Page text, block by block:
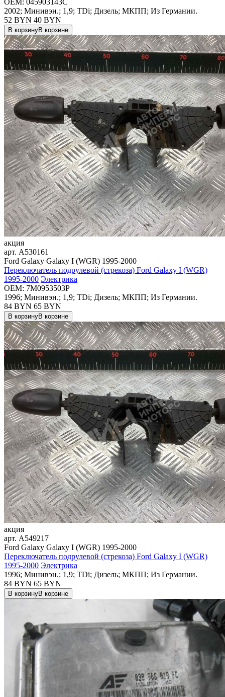
2002; Минивэн.; 1,9; TDi; Дизель; МКПП; Из Германии.
52 BYN 40 BYN
В корзинуВ корзине
акция
арт. A530161
Ford Galaxy Galaxy I (WGR) 1995-2000
Переключатель подрулевой (стрекоза) Ford Galaxy I (WGR)
1995-2000 Электрика
OEM: 7M0953503P
1996; Минивэн.; 1,9; TDi; Дизель; МКПП; Из Германии.
84 BYN 65 BYN
В корзинуВ корзине
акция
арт. A549217
Ford Galaxy Galaxy I (WGR) 1995-2000
Переключатель подрулевой (стрекоза) Ford Galaxy I (WGR)
1995-2000 Электрика
1996; Минивэн.; 1,9; TDi; Дизель; МКПП; Из Германии.
84 BYN 65 BYN
В корзинуВ корзине